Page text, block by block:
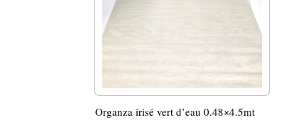
Organza irisé vert d’eau 0.48×4.5mt